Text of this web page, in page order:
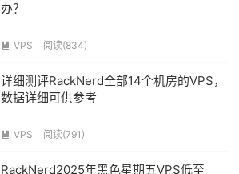
办？
 VPS 阅读(834)
详细测评RackNerd全部14个机房的VPS，
数据详细可供参考
 VPS 阅读(791)
RackNerd2025年黑色星期五VPS低至